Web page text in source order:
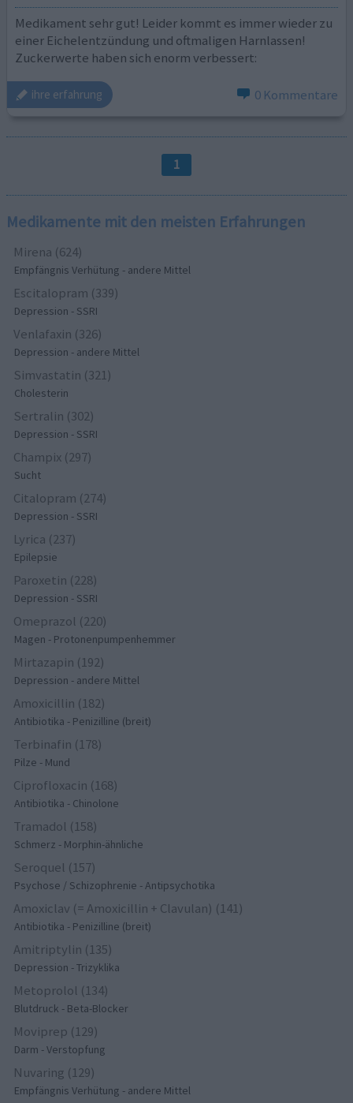
Medikament sehr gut! Leider kommt es immer wieder zu
einer Eichelentzündung und oftmaligen Harnlassen!
Zuckerwerte haben sich enorm verbessert:
ihre erfahrung 0 Kommentare
1
Medikamente mit den meisten Erfahrungen
Mirena (624)
Empfängnis Verhütung - andere Mittel
Escitalopram (339)
Depression - SSRI
Venlafaxin (326)
Depression - andere Mittel
Simvastatin (321)
Cholesterin
Sertralin (302)
Depression - SSRI
Champix (297)
Sucht
Citalopram (274)
Depression - SSRI
Lyrica (237)
Epilepsie
Paroxetin (228)
Depression - SSRI
Omeprazol (220)
Magen - Protonenpumpenhemmer
Mirtazapin (192)
Depression - andere Mittel
Amoxicillin (182)
Antibiotika - Penizilline (breit)
Terbinafin (178)
Pilze - Mund
Ciprofloxacin (168)
Antibiotika - Chinolone
Tramadol (158)
Schmerz - Morphin-ähnliche
Seroquel (157)
Psychose / Schizophrenie - Antipsychotika
Amoxiclav (= Amoxicillin + Clavulan) (141)
Antibiotika - Penizilline (breit)
Amitriptylin (135)
Depression - Trizyklika
Metoprolol (134)
Blutdruck - Beta-Blocker
Moviprep (129)
Darm - Verstopfung
Nuvaring (129)
Empfängnis Verhütung - andere Mittel